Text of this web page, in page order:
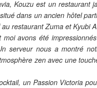
Kouzu est un restaurant
dans un ancien hôtel
restaurant Zuma et Kyubi
avons été
serveur nous a montré
zen avec une
un Passion Victoria